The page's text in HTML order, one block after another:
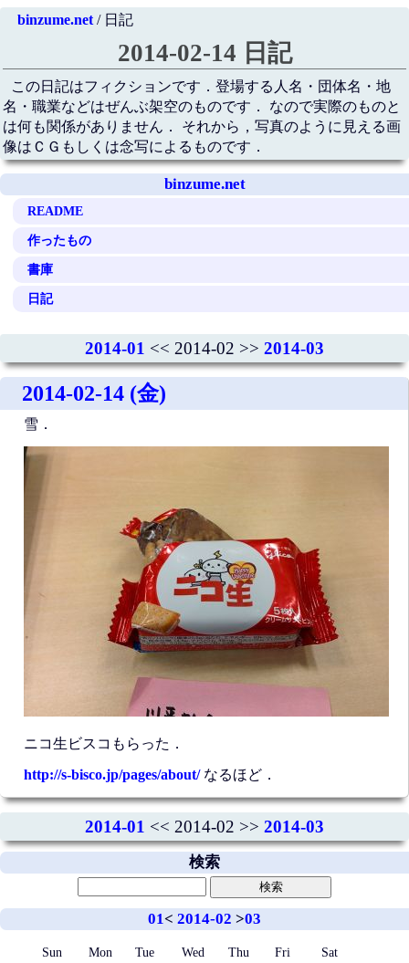
binzume.net/ 日記
2014-02-14 日記
この日記はフィクションです．登場する人名・団体名・地
名・職業などはぜんぶ架空のものです． なので実際のものと
は何も関係がありません． それから，写真のように見える画
像はＣＧもしくは念写によるものです．
binzume.net
README
作ったもの
書庫
日記
2014-01 << 2014-02 >> 2014-03
2014-02-14 (金)
雪．
ニコ生ビスコもらった．
http://s-bisco.jp/pages/about/なるほど．
2014-01 << 2014-02 >> 2014-03
検索
01< 2014-02 >03
Sun Mon Tue Wed Thu Fri Sat